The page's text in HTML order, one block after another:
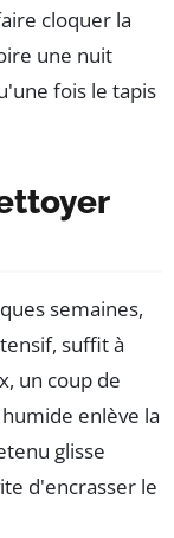
cloquer la
une nuit
fois le tapis
semaines,
suffit à
un coup de
enlève la
glisse
d'encrasser le